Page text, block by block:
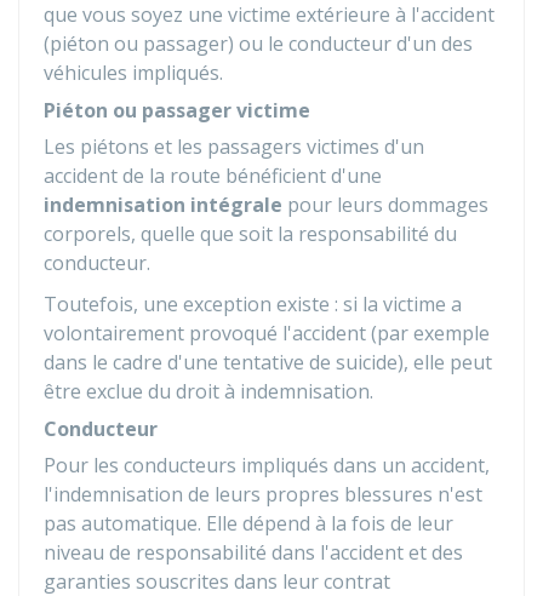
que vous soyez une victime extérieure à l'accident
(piéton ou passager) ou le conducteur d'un des
véhicules impliqués.
Piéton ou passager victime
Les piétons et les passagers victimes d'un
accident de la route bénéficient d'une
indemnisation intégrale pour leurs dommages
corporels, quelle que soit la responsabilité du
conducteur.
Toutefois, une exception existe : si la victime a
volontairement provoqué l'accident (par exemple
dans le cadre d'une tentative de suicide), elle peut
être exclue du droit à indemnisation.
Conducteur
Pour les conducteurs impliqués dans un accident,
l'indemnisation de leurs propres blessures n'est
pas automatique. Elle dépend à la fois de leur
niveau de responsabilité dans l'accident et des
garanties souscrites dans leur contrat